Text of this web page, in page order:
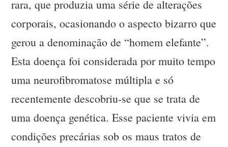
rara, que produzia uma série de alterações
corporais, ocasionando o aspecto bizarro que
gerou a denominação de “homem elefante”.
Esta doença foi considerada por muito tempo
uma neurofibromatose múltipla e só
recentemente descobriu-se que se trata de
uma doença genética. Esse paciente vivia em
condições precárias sob os maus tratos de